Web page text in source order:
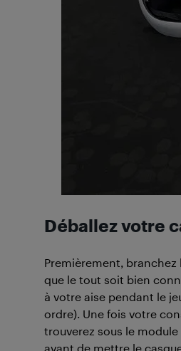
Déballez votre
Premièrement, branchez
que le tout soit bien
à votre aise pendant le
ordre). Une fois votre
trouverez sous le
avant de mettre le